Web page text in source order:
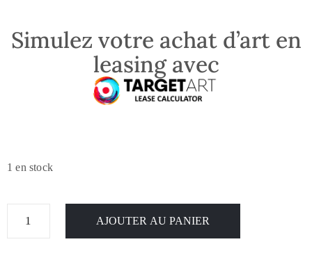
Simulez votre achat d’art en
leasing avec
1 en stock
AJOUTER AU PANIER